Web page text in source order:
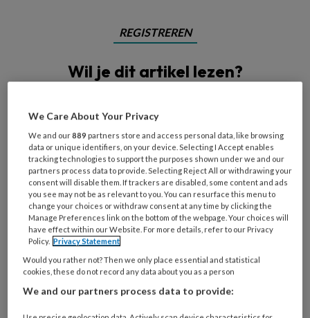
REGISTREREN
Wil je dit artikel lezen?
artikelen gratis per maand
Al een account of abonnement?Log dan in
Wat
is
je
e-
mailadres?
* *
Kies
je
wachtwoord* *
We Care About Your Privacy
We and our889 partners store and access personal data, like browsing
data or unique identifiers, on your device. Selecting I Accept enables
tracking technologies to support the purposes shown under we and our
partners process data to provide. Selecting Reject All or withdrawing your
consent will disable them. If trackers are disabled, some content and ads
you see may not be as relevant to you. You can resurface this menu to
change your choices or withdraw consent at any time by clicking the
Manage Preferences link on the bottom of the webpage. Your choices will
have effect within our Website. For more details, refer to our Privacy
Policy. Privacy Statement
Would you rather not? Then we only place essential and statistical
cookies, these do not record any data about you as a person
We and our partners process data to provide: